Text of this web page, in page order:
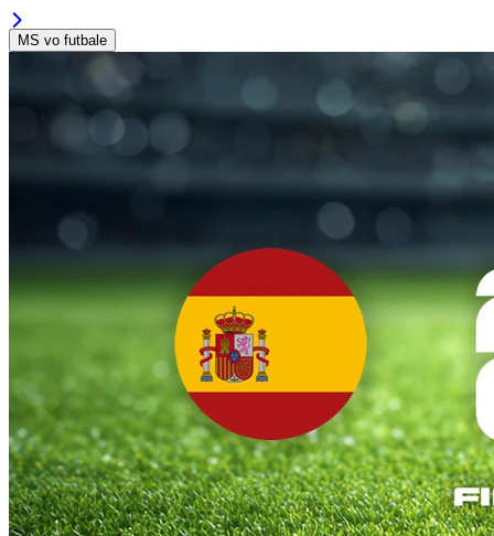
MS vo futbale